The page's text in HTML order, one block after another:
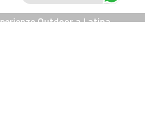
Outdoor a Latina